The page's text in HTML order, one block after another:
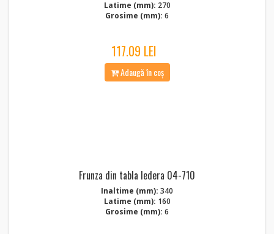
Latime (mm): 270
Grosime (mm): 6
117.09 LEI
Adaugă în coș
Frunza din tabla Iedera 04-710
Inaltime (mm): 340
Latime (mm): 160
Grosime (mm): 6